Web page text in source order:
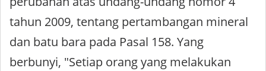
tahun 2009, tentang pertambangan mineral
dan batu bara pada Pasal 158. Yang
berbunyi, "Setiap orang yang melakukan